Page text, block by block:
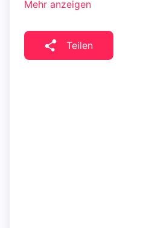
Mehr anzeigen
Teilen